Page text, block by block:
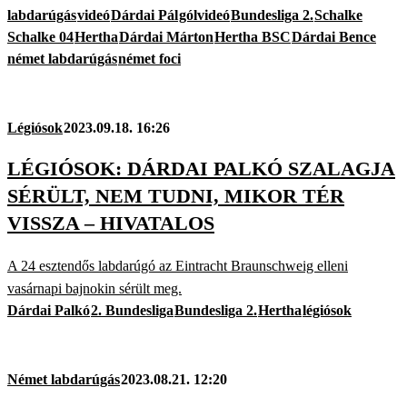
labdarúgásvideóDárdai PálgólvideóBundesliga 2.Schalke
Schalke 04HerthaDárdai MártonHertha BSCDárdai Bence
német labdarúgásnémet foci
Légiósok2023.09.18. 16:26
LÉGIÓSOK: DÁRDAI PALKÓ SZALAGJA
SÉRÜLT, NEM TUDNI, MIKOR TÉR
VISSZA – HIVATALOS
A 24 esztendős labdarúgó az Eintracht Braunschweig elleni
vasárnapi bajnokin sérült meg.
Dárdai Palkó2. BundesligaBundesliga 2.Herthalégiósok
Német labdarúgás2023.08.21. 12:20